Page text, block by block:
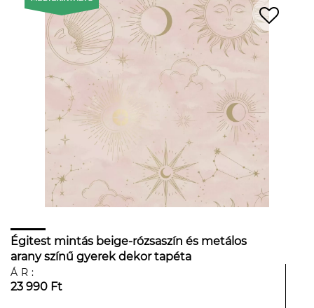
Égitest mintás beige-rózsaszín és metálos
arany színű gyerek dekor tapéta
ÁR:
23 990 Ft